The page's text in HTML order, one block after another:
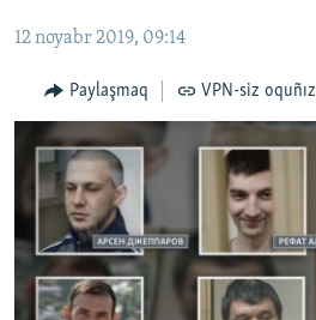
İNSAN AQLARI
VİDEO
SÜRET
BLOGLAR
Русский
12 noyabr 2019, 09:14
Paylaşmaq VPN-siz oquñız